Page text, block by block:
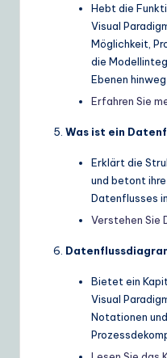
Hebt die
Visual
Möglichkeit,
die
Ebenen
Erfahren Sie
Was ist ein
Erklärt die
und betont
Datenflusses
Verstehen Sie
Bietet ein
Visual
Notationen